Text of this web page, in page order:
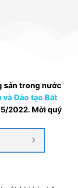
sản trong nước
và Đào tạo Bất
2022. Mời quý